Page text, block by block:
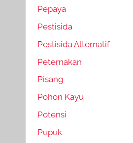
Pepaya
Pestisida
Pestisida Alternatif
Peternakan
Pisang
Pohon Kayu
Potensi
Pupuk